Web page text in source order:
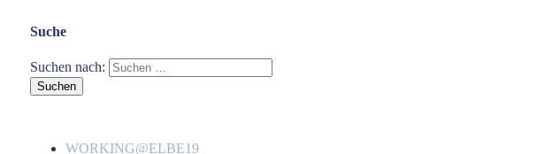
Suche
Suchen nach:
WORKING@ELBE19